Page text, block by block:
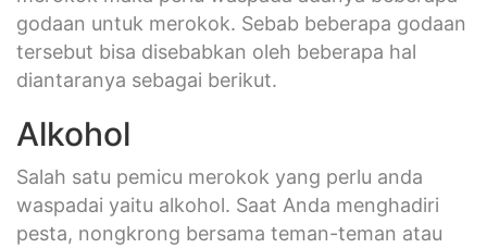
godaan untuk merokok. Sebab beberapa godaan
tersebut bisa disebabkan oleh beberapa hal
diantaranya sebagai berikut.
Alkohol
Salah satu pemicu merokok yang perlu anda
waspadai yaitu alkohol. Saat Anda menghadiri
pesta, nongkrong bersama teman-teman atau